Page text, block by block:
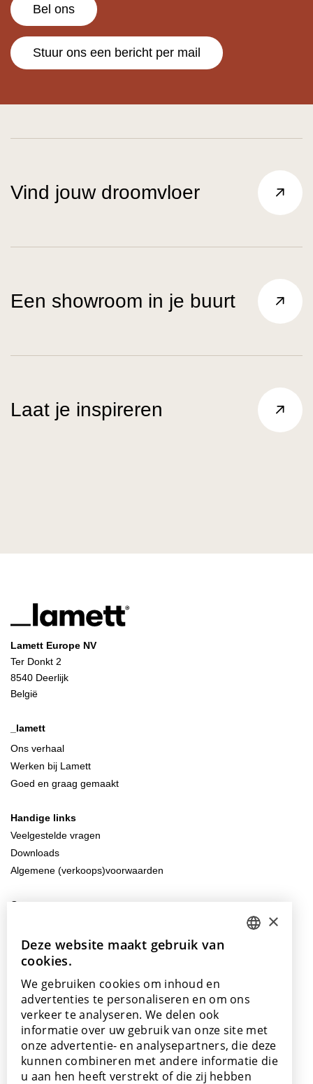
Bel ons
Stuur ons een bericht per mail
Vind jouw droomvloer
Een showroom in je buurt
Laat je inspireren
Lamett Europe NV
Ter Donkt 2
8540 Deerlijk
België
_lamett
Ons verhaal
Werken bij Lamett
Goed en graag gemaakt
Handige links
Veelgestelde vragen
Downloads
Algemene (verkoops)voorwaarden
Contacteer ons
+32 56 77 45 15
Onze showroom
Onze verkooppunten
GERMAN
SPANISH
×
Deze website maakt gebruik van
cookies.
We gebruiken cookies om inhoud en
advertenties te personaliseren en om ons
verkeer te analyseren. We delen ook
informatie over uw gebruik van onze site met
onze advertentie- en analysepartners, die deze
kunnen combineren met andere informatie die
u aan hen heeft verstrekt of die zij hebben